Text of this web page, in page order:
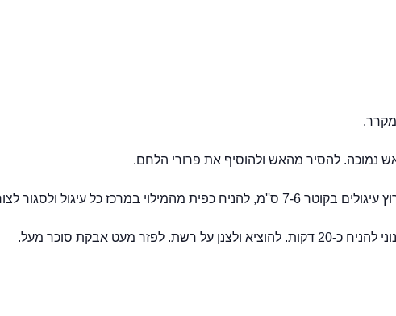
נמוכה. להסיר מהאש ולהוסיף את פרורי הלחם.
מעט אבקת סוכר מעל.